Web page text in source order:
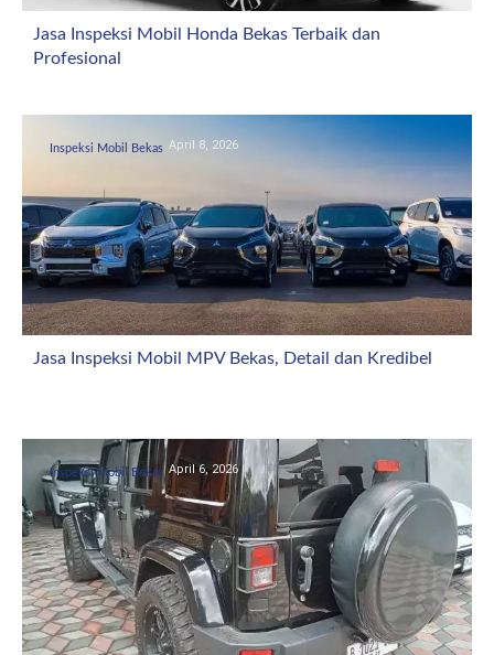
Jasa Inspeksi Mobil Honda Bekas Terbaik dan
Profesional
Inspeksi Mobil Bekas April 8, 2026
Jasa Inspeksi Mobil MPV Bekas, Detail dan Kredibel
Inspeksi Mobil Bekas April 6, 2026